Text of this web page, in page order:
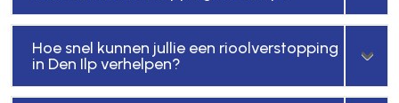
Hoe snel kunnen jullie een rioolverstopping
in Den Ilp verhelpen?